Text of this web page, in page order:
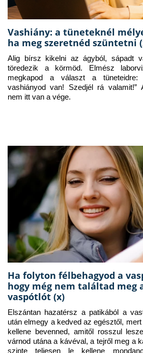
Vashiány: a tüneteknél
ha meg szeretnéd szüntetni
Alig bírsz kikelni az ágyból, sápadt
töredezik a körmöd. Elmész
megkapod a választ a tüneteidre:
vashiányod van! Szedjél rá valamit!”
nem itt van a vége.
Ha folyton félbehagyod a
hogy még nem találtad meg
vaspótlót (x)
Elszántan hazatérsz a patikából a
után elmegy a kedved az egésztől,
kellene bevenned, amitől rosszul
várnod utána a kávéval, a tejről meg a
szinte teljesen le kellene